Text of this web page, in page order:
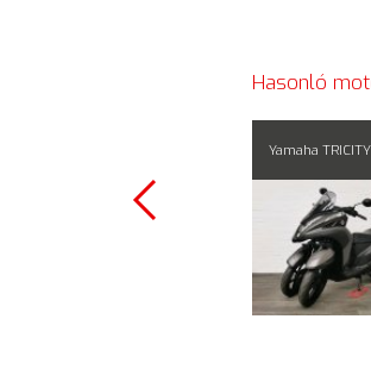
Hasonló
Yamaha